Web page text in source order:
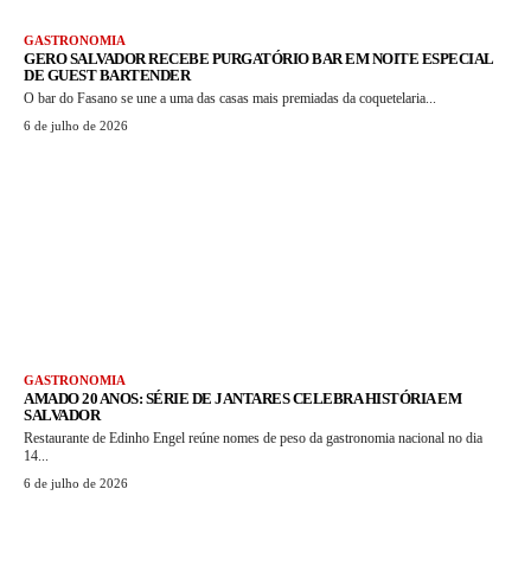
GASTRONOMIA
GERO SALVADOR RECEBE PURGATÓRIO BAR EM NOITE ESPECIAL
DE GUEST BARTENDER
O bar do Fasano se une a uma das casas mais premiadas da coquetelaria...
6 de julho de 2026
GASTRONOMIA
AMADO 20 ANOS: SÉRIE DE JANTARES CELEBRA HISTÓRIA EM
SALVADOR
Restaurante de Edinho Engel reúne nomes de peso da gastronomia nacional no dia
14...
6 de julho de 2026